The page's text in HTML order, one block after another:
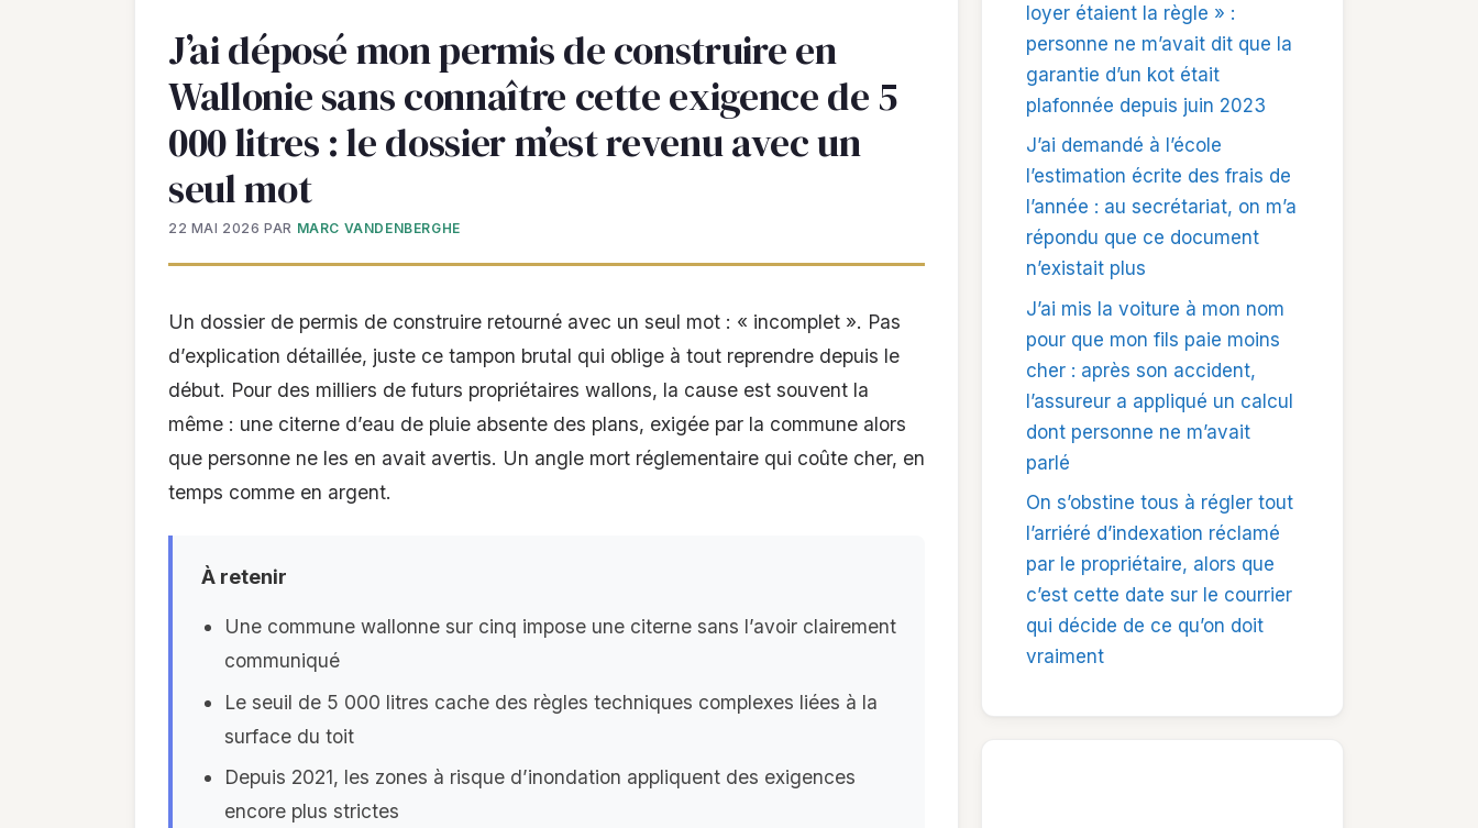
J’ai déposé mon permis de construire en
Wallonie sans connaître cette exigence de 5
000 litres : le dossier m’est revenu avec un
seul mot
22 MAI 2026 PAR MARC VANDENBERGHE
Un dossier de permis de construire retourné avec un seul mot : « incomplet ». Pas
d’explication détaillée, juste ce tampon brutal qui oblige à tout reprendre depuis le
début. Pour des milliers de futurs propriétaires wallons, la cause est souvent la
même : une citerne d’eau de pluie absente des plans, exigée par la commune alors
que personne ne les en avait avertis. Un angle mort réglementaire qui coûte cher, en
temps comme en argent.
À retenir
Une commune wallonne sur cinq impose une citerne sans l’avoir clairement
communiqué
Le seuil de 5 000 litres cache des règles techniques complexes liées à la
surface du toit
Depuis 2021, les zones à risque d’inondation appliquent des exigences
encore plus strictes
loyer étaient la règle » :
personne ne m’avait dit que la
garantie d’un kot était
plafonnée depuis juin 2023
J’ai demandé à l’école
l’estimation écrite des frais de
l’année : au secrétariat, on m’a
répondu que ce document
n’existait plus
J’ai mis la voiture à mon nom
pour que mon fils paie moins
cher : après son accident,
l’assureur a appliqué un calcul
dont personne ne m’avait
parlé
On s’obstine tous à régler tout
l’arriéré d’indexation réclamé
par le propriétaire, alors que
c’est cette date sur le courrier
qui décide de ce qu’on doit
vraiment